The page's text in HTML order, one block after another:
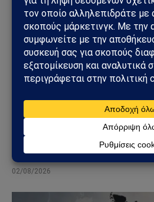
Σαουδική Αραβία – Υεμένη:
μεγάλη στρατιωτική
Ερυθρά Θάλασσα και Bab al-
02/08/2026